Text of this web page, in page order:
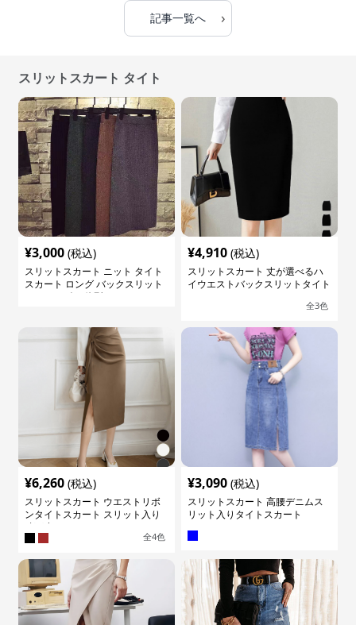
記事一覧へ ›
スリットスカート タイト
¥3,000 (税込)
スリットスカート ニット タイト
スカート ロング バックスリット
ウエストゴム 体型カバー
¥4,910 (税込)
スリットスカート 丈が選べるハ
イウエストバックスリットタイト
全3色
¥6,260 (税込)
スリットスカート ウエストリボ
ンタイトスカート スリット入り
膝下丈
全4色
¥3,090 (税込)
スリットスカート 高腰デニムス
リット入りタイトスカート